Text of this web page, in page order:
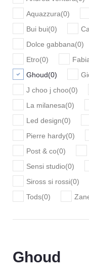
Aquazzura(0)
Bui bui(0)
Dolce gabbana(0)
Etro(0)
Ghoud(0)
J choo j choo(0)
La milanesa(0)
Led design(0)
Pierre hardy(0)
Post & co(0)
Sensi studio(0)
Siross si rossi(0)
Tods(0)
Ghoud